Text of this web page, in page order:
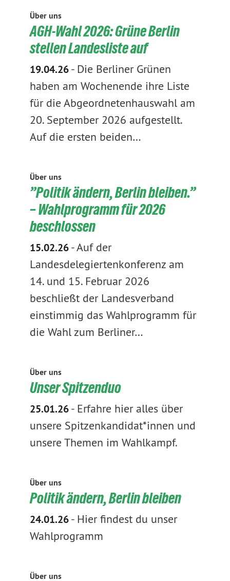
Über uns
AGH-Wahl 2026: Grüne Berlin
stellen Landesliste auf
19.04.26- Die Berliner Grünen
haben am Wochenende ihre Liste
für die Abgeordnetenhauswahl am
20. September 2026 aufgestellt.
Auf die ersten beiden…
Über uns
”Politik ändern, Berlin bleiben.”
– Wahlprogramm für 2026
beschlossen
15.02.26-Auf der
Landesdelegiertenkonferenz am
14. und 15. Februar 2026
beschließt der Landesverband
einstimmig das Wahlprogramm für
die Wahl zum Berliner…
Über uns
Unser Spitzenduo
25.01.26- Erfahre hier alles über
unsere Spitzenkandidat*innen und
unsere Themen im Wahlkampf.
Über uns
Politik ändern, Berlin bleiben
24.01.26- Hier findest du unser
Wahlprogramm
Über uns